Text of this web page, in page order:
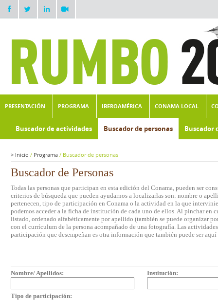
PRESENTACIÓN PROGRAMA IBEROAMÉRICA CONAMA LOCAL
Buscador de actividades Buscador de personas Buscador
> Inicio / Programa / Buscador de personas
Buscador de Personas
Todas las personas que participan en esta edición del Conama, pueden ser
criterios de búsqueda que pueden ayudarnos a localizarlas son: nombre o
pertenecen, tipo de participación en Conama o la actividad en la que
podemos acceder a la ficha de institución de cada uno de ellos. Al pinchar en
listado, ordenado alfabéticamente por apellido (también se puede organizar
con el currículum de la persona acompañado de una fotografía. Las
participación que desempeñan es otra información que también puede ser
Nombre/ Apellidos: Institución:
Tipo de participación: